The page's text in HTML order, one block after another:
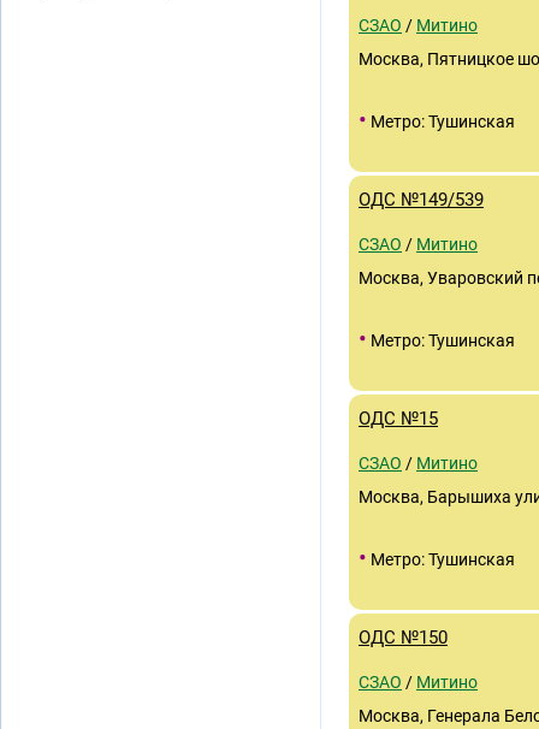
СЗАО / Митино
Москва, Пятницкое
• Метро: Тушинская
ОДС №149/539
СЗАО / Митино
Москва, Уваровский
• Метро: Тушинская
ОДС №15
СЗАО / Митино
Москва, Барышиха
• Метро: Тушинская
ОДС №150
СЗАО / Митино
Москва, Генерала